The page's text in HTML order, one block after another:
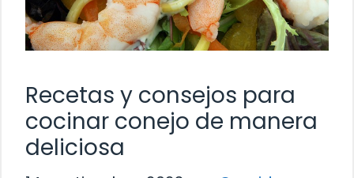
Recetas y consejos para
cocinar conejo de manera
deliciosa